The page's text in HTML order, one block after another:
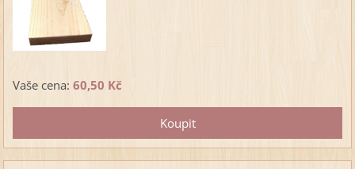
Vaše cena: 60,50 Kč